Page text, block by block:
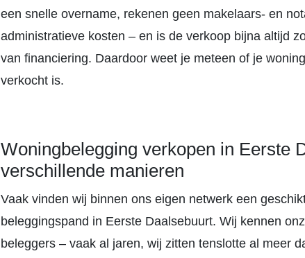
een snelle overname, rekenen geen makelaars- en
administratieve kosten – en is de verkoop bijna altijd
van financiering. Daardoor weet je meteen of je
verkocht is.
Woningbelegging verkopen in Eerste
verschillende manieren
Vaak vinden wij binnen ons eigen netwerk een
beleggingspand in Eerste Daalsebuurt. Wij kennen
beleggers – vaak al jaren, wij zitten tenslotte al meer